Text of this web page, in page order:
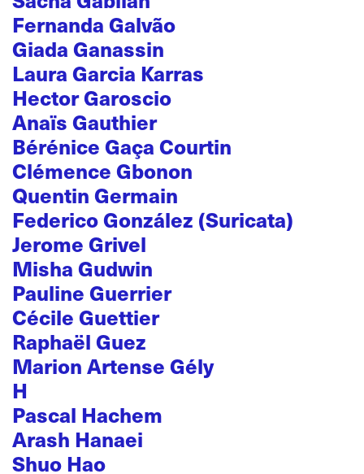
Fernanda Galvão
Giada Ganassin
Laura Garcia Karras
Hector Garoscio
Anaïs Gauthier
Bérénice Gaça Courtin
Clémence Gbonon
Quentin Germain
Federico González (Suricata)
Jerome Grivel
Misha Gudwin
Pauline Guerrier
Cécile Guettier
Raphaël Guez
Marion Artense Gély
H
Pascal Hachem
Arash Hanaei
Shuo Hao